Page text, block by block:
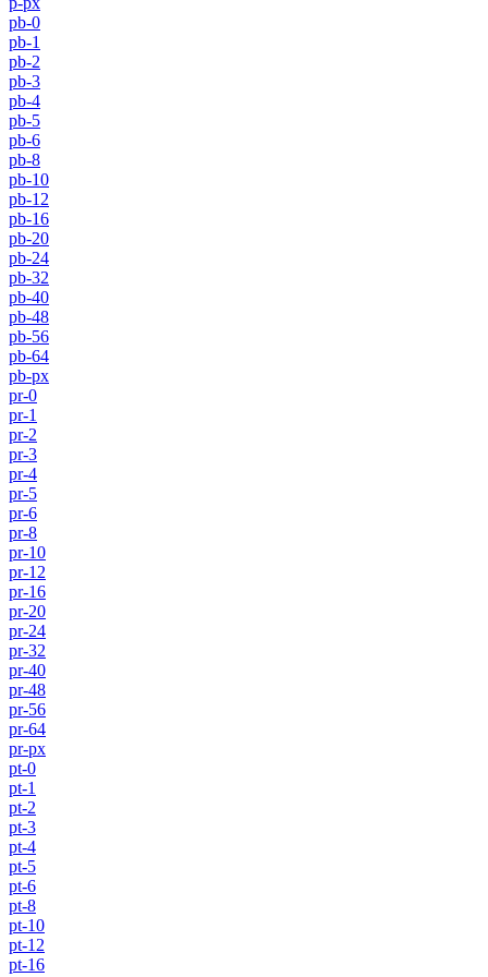
pb-0
pb-1
pb-2
pb-3
pb-4
pb-5
pb-6
pb-8
pb-10
pb-12
pb-16
pb-20
pb-24
pb-32
pb-40
pb-48
pb-56
pb-64
pb-px
pr-0
pr-1
pr-2
pr-3
pr-4
pr-5
pr-6
pr-8
pr-10
pr-12
pr-16
pr-20
pr-24
pr-32
pr-40
pr-48
pr-56
pr-64
pr-px
pt-0
pt-1
pt-2
pt-3
pt-4
pt-5
pt-6
pt-8
pt-10
pt-12
pt-16